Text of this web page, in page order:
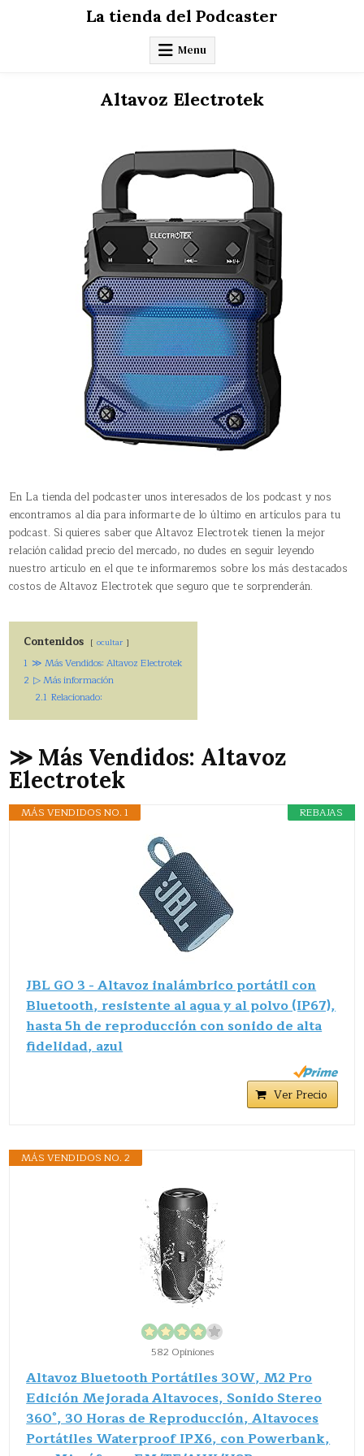
La tienda del Podcaster
Menu
Altavoz Electrotek
En La tienda del podcaster unos interesados de los podcast y nos
encontramos al día para informarte de lo último en artículos para tu
podcast. Si quieres saber que Altavoz Electrotek tienen la mejor
relación calidad precio del mercado, no dudes en seguir leyendo
nuestro articulo en el que te informaremos sobre los más destacados
costos de Altavoz Electrotek que seguro que te sorprenderán.
Contenidos ocultar
1 ≫ Más Vendidos: Altavoz Electrotek
2 ▷ Más información
2.1 Relacionado:
≫ Más Vendidos: Altavoz
Electrotek
REBAJAS
MÁS VENDIDOS NO. 1
JBL GO 3 - Altavoz inalámbrico portátil con
Bluetooth, resistente al agua y al polvo (IP67),
hasta 5h de reproducción con sonido de alta
fidelidad, azul
Ver Precio
MÁS VENDIDOS NO. 2
582 Opiniones
Altavoz Bluetooth Portátiles 30W, M2 Pro
Edición Mejorada Altavoces, Sonido Stereo
360°, 30 Horas de Reproducción, Altavoces
Portátiles Waterproof IPX6, con Powerbank,